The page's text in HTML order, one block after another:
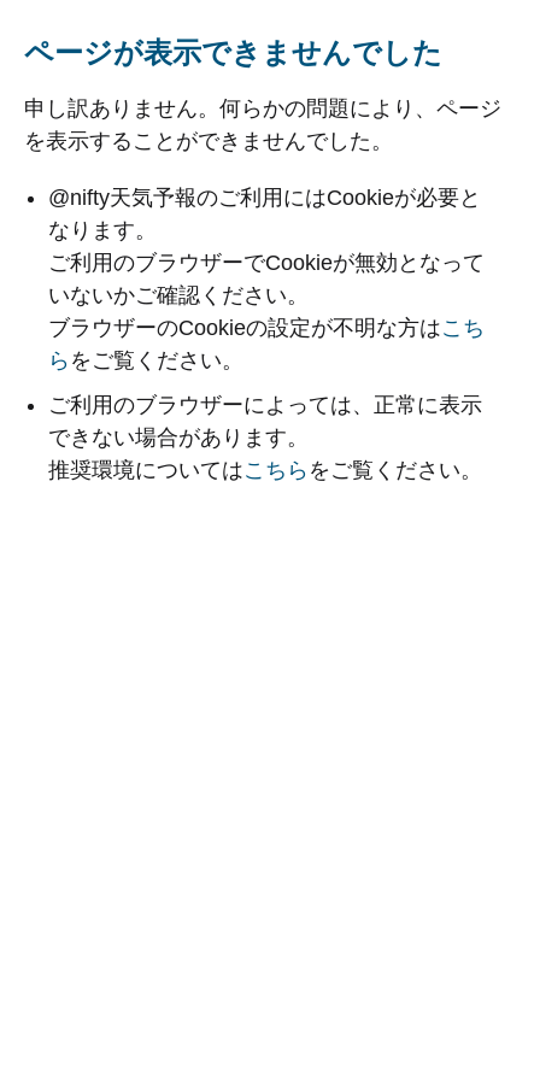
ページが表示できませんでした
申し訳ありません。何らかの問題により、ページ
を表示することができませんでした。
@nifty天気予報のご利用にはCookieが必要と
なります。
ご利用のブラウザーでCookieが無効となって
いないかご確認ください。
ブラウザーのCookieの設定が不明な方はこち
ら をご覧ください。
ご利用のブラウザーによっては、正常に表示
できない場合があります。
推奨環境についてはこちら をご覧ください。